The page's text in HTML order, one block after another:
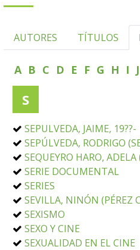
AUTORES TÍTULOS
A B C D E F G H I J
S
SEPULVEDA, JAIME, 19??-
SEPÚLVEDA, RODRIGO
SEQUEYRO HARO,
SERIE DOCUMENTAL
SERIES
SEVILLA, NINÓN (PÉREZ
SEXISMO
SEXO Y CINE
SEXUALIDAD EN EL CINE